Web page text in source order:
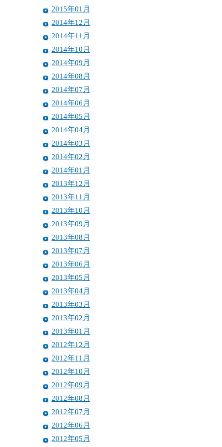
2015年01月
2014年12月
2014年11月
2014年10月
2014年09月
2014年08月
2014年07月
2014年06月
2014年05月
2014年04月
2014年03月
2014年02月
2014年01月
2013年12月
2013年11月
2013年10月
2013年09月
2013年08月
2013年07月
2013年06月
2013年05月
2013年04月
2013年03月
2013年02月
2013年01月
2012年12月
2012年11月
2012年10月
2012年09月
2012年08月
2012年07月
2012年06月
2012年05月